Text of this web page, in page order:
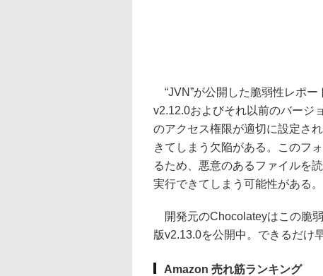
“JVN”が公開した脆弱性レポー
v2.12.0およびそれ以前のバージ
のアクセス権限が適切に設定さ
きてしまう欠陥がある。このフ
るため、悪意のあるファイルを
実行できてしまう可能性がある。
開発元のChocolateyはこの脆
版v2.13.0を公開中。できるだけ
Amazon 売れ筋ランキング